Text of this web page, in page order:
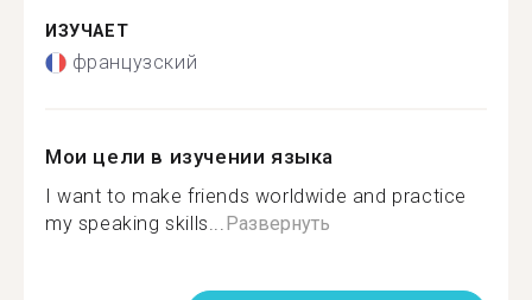
ИЗУЧАЕТ
французский
Мои цели в изучении языка
I want to make friends worldwide and practice
my speaking skills...Развернуть